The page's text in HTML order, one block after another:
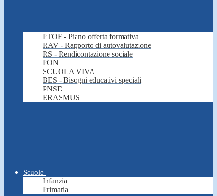
PTOF - Piano offerta formativa
RAV - Rapporto di autovalutazione
RS - Rendicontazione sociale
PON
SCUOLA VIVA
BES - Bisogni educativi speciali
PNSD
ERASMUS
Scuole
Infanzia
Primaria